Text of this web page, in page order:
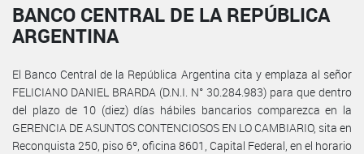
BANCO CENTRAL DE LA REPÚBLICA
ARGENTINA
El Banco Central de la República Argentina cita y emplaza al señor
FELICIANO DANIEL BRARDA (D.N.I. N° 30.284.983) para que dentro
del plazo de 10 (diez) días hábiles bancarios comparezca en la
GERENCIA DE ASUNTOS CONTENCIOSOS EN LO CAMBIARIO, sita en
Reconquista 250, piso 6º, oficina 8601, Capital Federal, en el horario